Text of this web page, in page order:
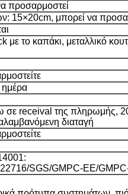
προσαρμοστεί
15×20cm, μπορεί να
το καπάκι, μεταλλικό
σε receival της πληρωμής,
διαταγή
SGS/GMPC-ΕΕ/